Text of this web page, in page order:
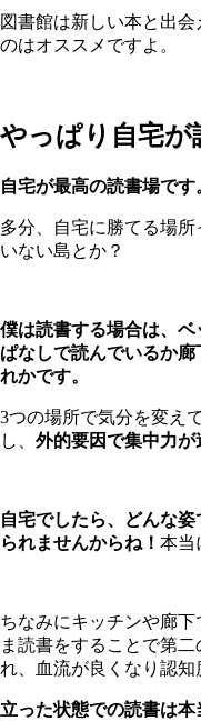
図書館は新しい本と出
のはオススメですよ。
やっぱり自宅が
自宅が最高の読書場です
多分、自宅に勝てる場
いない島とか？
僕は読書する場合は、
ぱなしで読んでいるか
れかです。
3つの場所で気分を変え
し、 外的要因で集中力が
自宅でしたら、どんな
られませんからね！ 本当
ちなみにキッチンや廊
ま読書をすることで第
れ、血流が良くなり認知
立った状態での読書は